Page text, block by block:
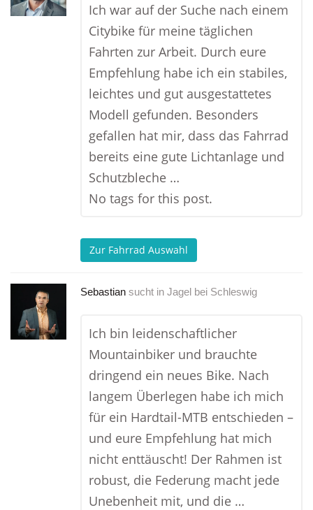
Ich war auf der Suche nach einem
Citybike für meine täglichen
Fahrten zur Arbeit. Durch eure
Empfehlung habe ich ein stabiles,
leichtes und gut ausgestattetes
Modell gefunden. Besonders
gefallen hat mir, dass das Fahrrad
bereits eine gute Lichtanlage und
Schutzbleche …
No tags for this post.
Zur Fahrrad Auswahl
Sebastian sucht in Jagel bei Schleswig
Ich bin leidenschaftlicher
Mountainbiker und brauchte
dringend ein neues Bike. Nach
langem Überlegen habe ich mich
für ein Hardtail-MTB entschieden –
und eure Empfehlung hat mich
nicht enttäuscht! Der Rahmen ist
robust, die Federung macht jede
Unebenheit mit, und die …